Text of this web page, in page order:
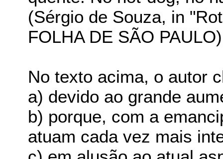
(Sérgio de Souza, in
FOLHA DE SÃO PAULO)
No texto acima, o autor
a) devido ao grande
b) porque, com a
atuam cada vez mais